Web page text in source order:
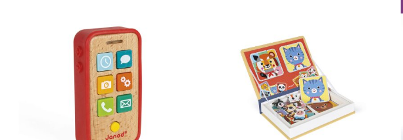
ADD TO CART / DETALLES ADD TO CART / DETALLES